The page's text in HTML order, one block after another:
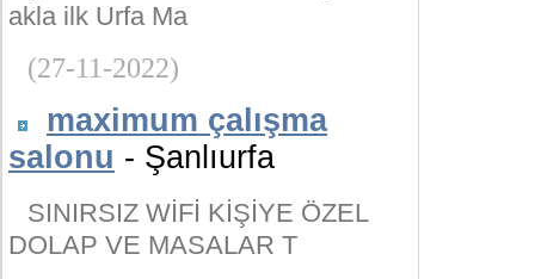
akla ilk Urfa Ma
(27-11-2022)
maximum çalışma
salonu - Şanlıurfa
SINIRSIZ WİFİ KİŞİYE ÖZEL
DOLAP VE MASALAR T